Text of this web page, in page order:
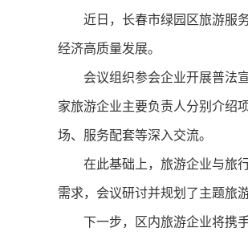
近日，长春市绿园区旅游服务
经济高质量发展。
会议组织参会企业开展普法宣
家旅游企业主要负责人分别介绍
场、服务配套等深入交流。
在此基础上，旅游企业与旅行
需求，会议研讨并规划了主题旅
下一步，区内旅游企业将携手